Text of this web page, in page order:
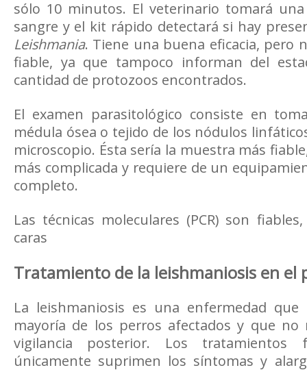
sólo 10 minutos. El veterinario tomará
sangre y el kit rápido detectará si hay
Leishmania. Tiene una buena eficacia, pero
fiable, ya que tampoco informan del
cantidad de protozoos encontrados.
El examen parasitológico consiste en
médula ósea o tejido de los nódulos
microscopio. Ésta sería la muestra más
más complicada y requiere de un
completo.
Las técnicas moleculares (PCR) son
caras
Tratamiento de la leishmaniosis en el
La leishmaniosis es una enfermedad
mayoría de los perros afectados y que
vigilancia posterior. Los
únicamente suprimen los síntomas y